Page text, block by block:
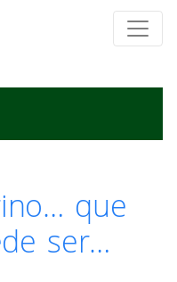
que
ser…